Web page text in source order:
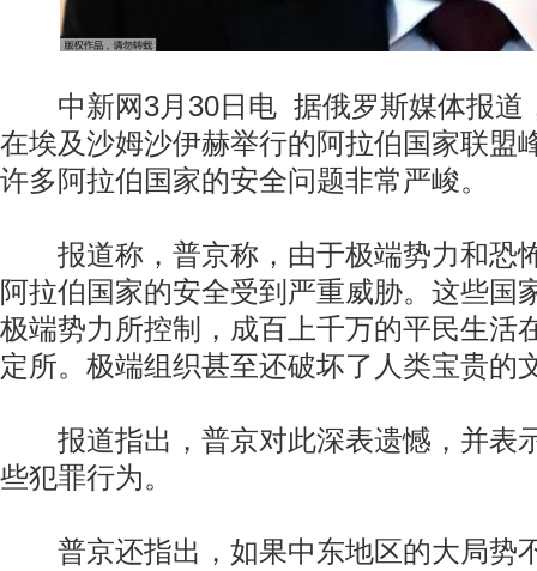
中新网3月30日电 据俄罗斯媒体报道
在埃及沙姆沙伊赫举行的阿拉伯国家联盟
许多阿拉伯国家的安全问题非常严峻。
报道称，普京称，由于极端势力和恐
阿拉伯国家的安全受到严重威胁。这些国
极端势力所控制，成百上千万的平民生活
定所。极端组织甚至还破坏了人类宝贵的
报道指出，普京对此深表遗憾，并表
些犯罪行为。
普京还指出，如果中东地区的大局势